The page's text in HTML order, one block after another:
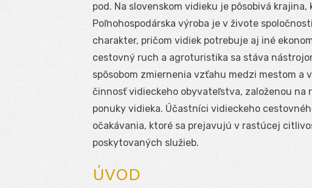
pod. Na slovenskom vidieku je pôsobivá
Poľnohospodárska výroba je v živote
charakter, pričom vidiek potrebuje aj iné
cestovný ruch a agroturistika sa stáva
spôsobom zmiernenia vzťahu medzi mestom a
činnosť vidieckeho obyvateľstva, založenou na
ponuky vidieka. Účastníci vidieckeho
očakávania, ktoré sa prejavujú v rastúcej
poskytovaných služieb.
ÚVOD